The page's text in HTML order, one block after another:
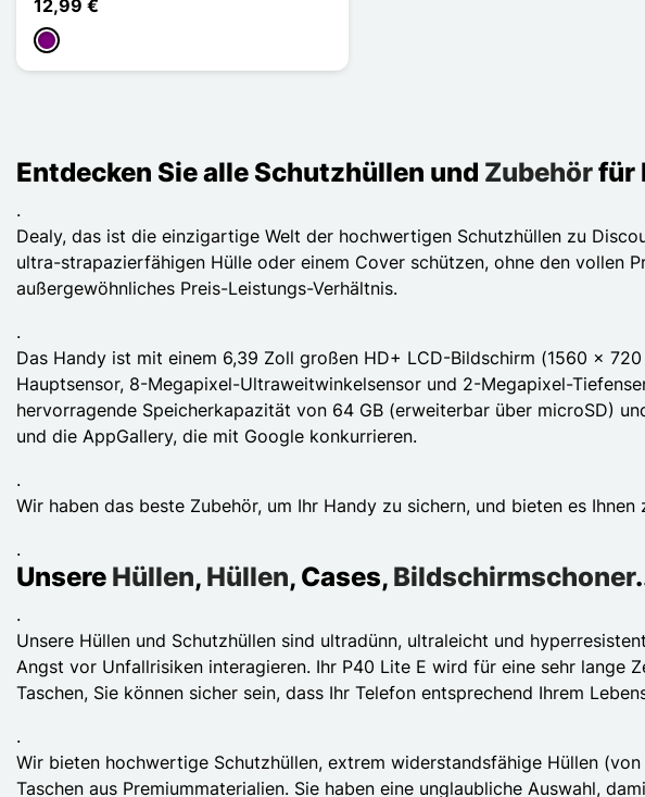
12,99 €
Violett
Entdecken Sie alle Schutzhüllen und Zubehörfür
.
Dealy, das ist die einzigartige Welt der hochwertigen Schutzhüllen zu
ultra-strapazierfähigen Hülle oder einem Cover schützen, ohne den vollen
außergewöhnliches Preis-Leistungs-Verhältnis.
.
Das Handy ist mit einem 6,39 Zoll großen HD+ LCD-Bildschirm (1560 x
Hauptsensor, 8-Megapixel-Ultraweitwinkelsensor und 2-Megapixel-
hervorragende Speicherkapazität von 64 GB (erweiterbar über microSD)
und die AppGallery, die mit Google konkurrieren.
.
Wir haben das beste Zubehör, um Ihr Handy zu sichern, und bieten es Ihnen
.
Unsere Hüllen, Hüllen, Cases, Bildschirmschoner
.
Unsere Hüllen und Schutzhüllen sind ultradünn, ultraleicht und
Angst vor Unfallrisiken interagieren. Ihr P40 Lite E wird für eine sehr lange
Taschen, Sie können sicher sein, dass Ihr Telefon entsprechend Ihrem
.
Wir bieten hochwertige Schutzhüllen, extrem widerstandsfähige Hüllen
Taschen aus Premiummaterialien. Sie haben eine unglaubliche Auswahl,